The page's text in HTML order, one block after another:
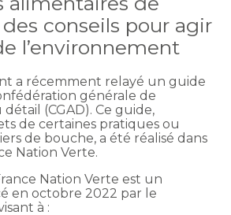
conseils pour agir
l’environnement
a récemment relayé un guide
générale de
détail (CGAD). Ce guide,
de certaines pratiques ou
de bouche, a été réalisé dans
Nation Verte.
Nation Verte est un
en octobre 2022 par le
à :